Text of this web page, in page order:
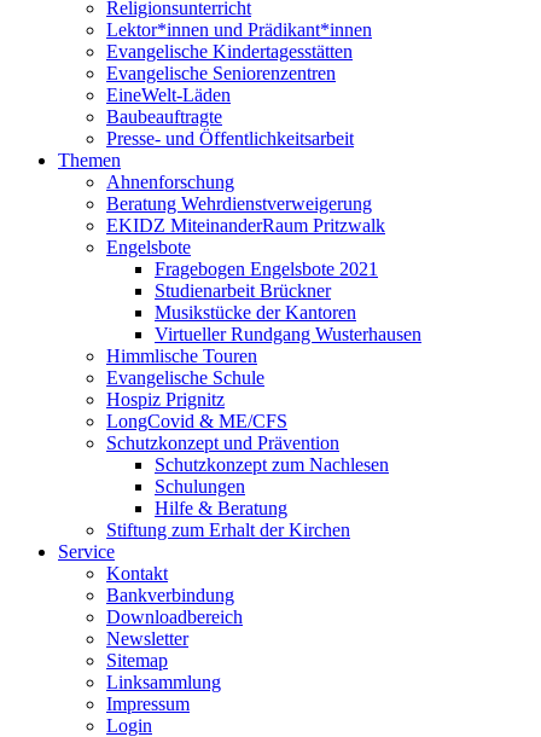
Religionsunterricht
Lektor*innen und Prädikant*innen
Evangelische Kindertagesstätten
Evangelische Seniorenzentren
EineWelt-Läden
Baubeauftragte
Presse- und Öffentlichkeitsarbeit
Themen
Ahnenforschung
Beratung Wehrdienstverweigerung
EKIDZ MiteinanderRaum Pritzwalk
Engelsbote
Fragebogen Engelsbote 2021
Studienarbeit Brückner
Musikstücke der Kantoren
Virtueller Rundgang Wusterhausen
Himmlische Touren
Evangelische Schule
Hospiz Prignitz
LongCovid & ME/CFS
Schutzkonzept und Prävention
Schutzkonzept zum Nachlesen
Schulungen
Hilfe & Beratung
Stiftung zum Erhalt der Kirchen
Service
Kontakt
Bankverbindung
Downloadbereich
Newsletter
Sitemap
Linksammlung
Impressum
Login